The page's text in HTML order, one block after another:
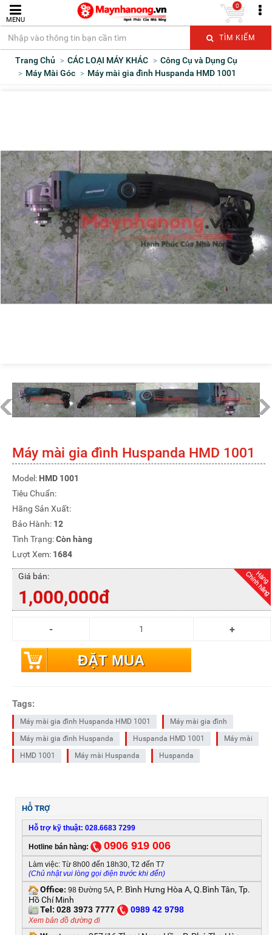
MENU
TÌM KIẾM
0
Trang Chủ CÁC LOẠI MÁY KHÁC
Công Cụ và Dụng Cụ
Máy Mài Góc
Máy mài gia đình Huspanda HMD 1001
Máy mài gia đình Huspanda HMD 1001
Model: HMD 1001
Tiêu Chuẩn:
Hãng Sản Xuất:
Bảo Hành: 12
Tình Trạng:Còn hàng
Lượt Xem: 1684
Giá bán:
1,000,000đ
ĐẶT MUA
Tags:
Máy mài gia đình Huspanda HMD 1001
Máy mài gia đình
Máy mài gia đình Huspanda
Huspanda HMD 1001
Máy mài
HMD 1001
Máy mài Huspanda Huspanda
HỖ TRỢ
Hỗ trợ kỹ thuật: 028.6683 7299
Hotline bán hàng: 0906 919 006
Làm việc: Từ 8h00 đến 18h30, T2 đến T7
(Chủ nhật vui lòng gọi điện trước khi đến)
Office: 98 Đường 5A, P. Bình Hưng Hòa A, Q.Bình Tân, Tp.
Hồ Chí Minh
Tel: 028 3973 7777 0989 42 9798
Xem bản đồ đường đi